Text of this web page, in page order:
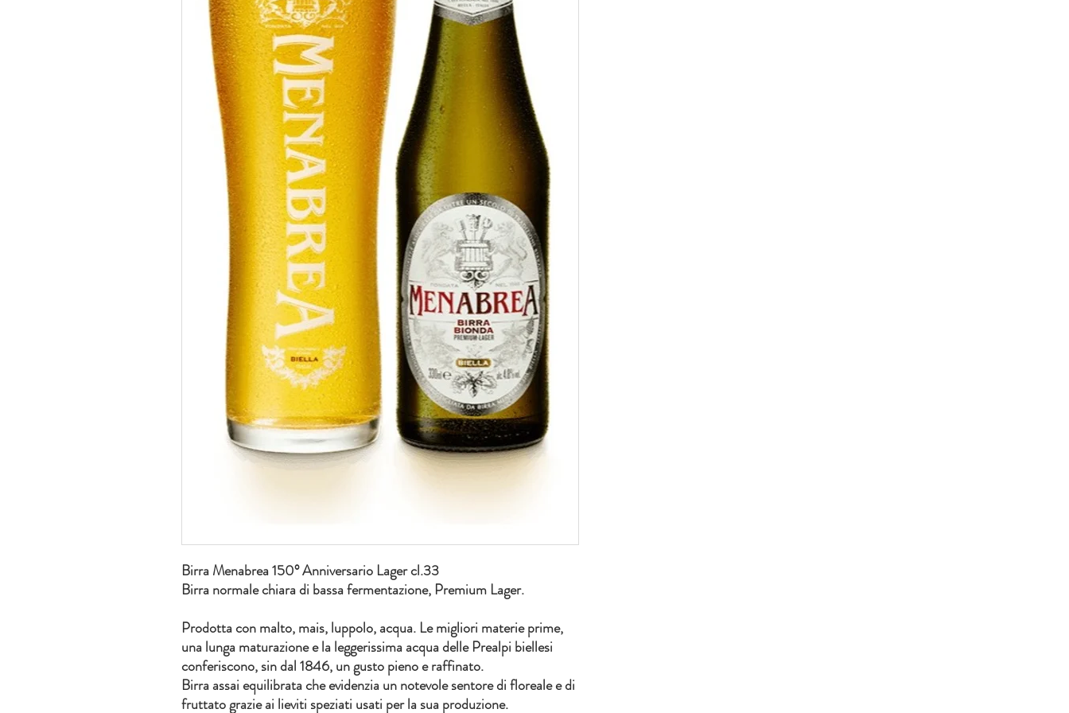
Birra Menabrea 150° Anniversario Lager cl.33
Birra normale chiara di bassa fermentazione, Premium Lager.
Prodotta con malto, mais, luppolo, acqua. Le migliori materie prime,
una lunga maturazione e la leggerissima acqua delle Prealpi biellesi
conferiscono, sin dal 1846, un gusto pieno e raffinato.
Birra assai equilibrata che evidenzia un notevole sentore di floreale e di
fruttato grazie ai lieviti speziati usati per la sua produzione.